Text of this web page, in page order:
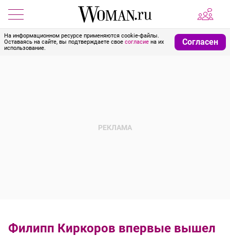
На информационном ресурсе применяются cookie-файлы.
Оставаясь на сайте, вы подтверждаете свое согласие на их
использование.
Согласен
Филипп Киркоров впервые вышел